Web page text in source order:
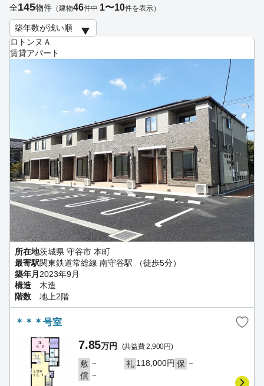
ロトンヌＡ
賃貸アパート
所在地茨城県 守谷市 本町
最寄駅関東鉄道常総線 南守谷駅 （徒歩5分）
築年月 2023年9月
構造
木造
階数
地上2階
＊＊＊号室
7.85万円 (共益費 2,900円)
敷 － 礼 118,000円 保 －
償 －
全145物件 （建物46件中 1〜10件を表示）